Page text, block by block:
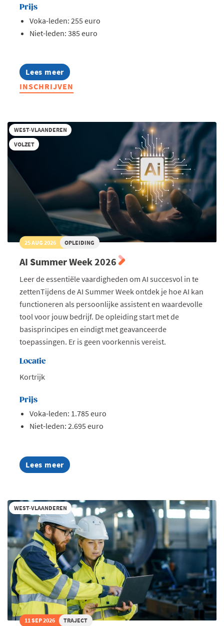
Prijs
Voka-leden: 255 euro
Niet-leden: 385 euro
Lees meer
about
Opleiding:
AI
toegepast
INSCHRIJVEN
WEST-VLAANDEREN
VOLZET
25 AUG 2026 OPLEIDING
AI Summer Week 2026
Leer de essentiële vaardigheden om AI succesvol in te
zettenTijdens de AI Summer Week ontdek je hoe AI kan
functioneren als persoonlijke assistent en waardevolle
tool voor jouw bedrijf. De opleiding start met de
basisprincipes en eindigt met geavanceerde
toepassingen. Er is geen voorkennis vereist.
Locatie
Kortrijk
Prijs
Voka-leden: 1.785 euro
Niet-leden: 2.695 euro
Lees meer
about
AI
2026
WEST-VLAANDEREN
11 SEP 2026 TRAJECT